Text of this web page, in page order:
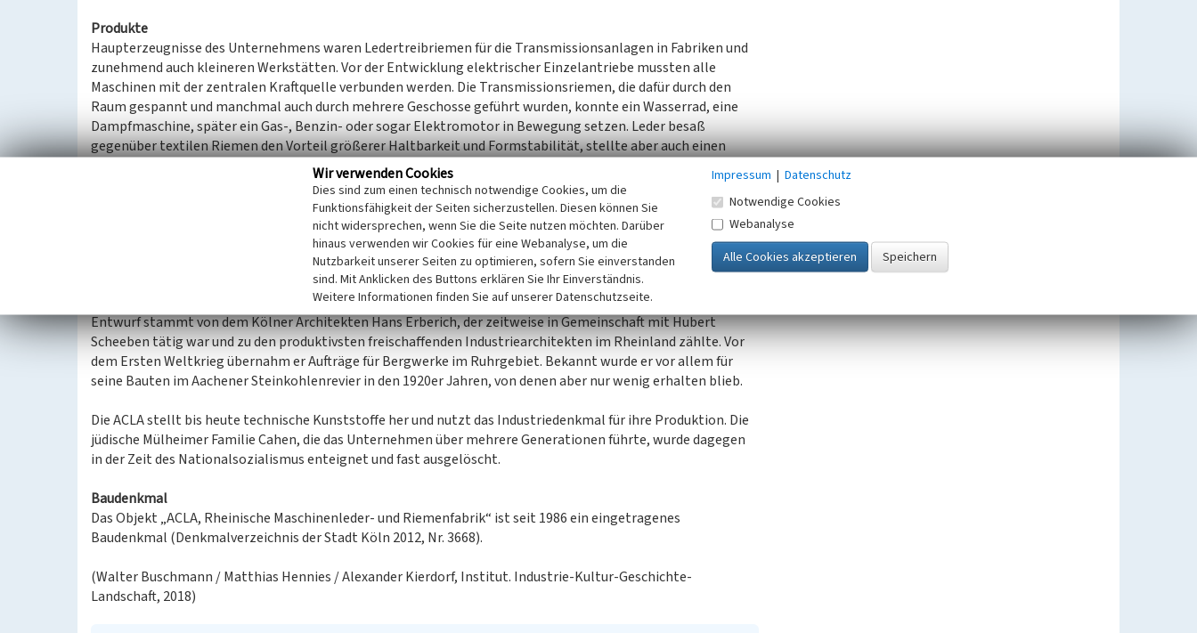
Produkte
Haupterzeugnisse des Unternehmens waren Ledertreibriemen für die Transmissionsanlagen in Fabriken und
zunehmend auch kleineren Werkstätten. Vor der Entwicklung elektrischer Einzelantriebe mussten alle
Maschinen mit der zentralen Kraftquelle verbunden werden. Die Transmissionsriemen, die dafür durch den
Raum gespannt und manchmal auch durch mehrere Geschosse geführt wurden, konnte ein Wasserrad, eine
Dampfmaschine, später ein Gas-, Benzin- oder sogar Elektromotor in Bewegung setzen. Leder besaß
gegenüber textilen Riemen den Vorteil größerer Haltbarkeit und Formstabilität, stellte aber auch einen
Ab 1916 firmierte das Unternehmen als „A. Cahen-Leudesdorff AG“. Aus der damaligen Telegrammadresse ging
der Name „ACLA-Werke“ hervor. 1922–23 entstand in Ergänzung zu den ersten Werksbauten eine mächtige
Halle für die „Kolben- und Riemenfabrik“, die sich am Bahndamm entlang zieht und mit der Schmalseite zur
Heidelberger Straße zeigt. Die monumental wirkende Fassade der dreigeschossigen Stahlbetonkonstruktion
wird geprägt durch lange vertikale Fensterreihen im Wechsel mit Pfeilern aus dunkelrotem Backstein. Der
Entwurf stammt von dem Kölner Architekten Hans Erberich, der zeitweise in Gemeinschaft mit Hubert
Scheeben tätig war und zu den produktivsten freischaffenden Industriearchitekten im Rheinland zählte. Vor
dem Ersten Weltkrieg übernahm er Aufträge für Bergwerke im Ruhrgebiet. Bekannt wurde er vor allem für
seine Bauten im Aachener Steinkohlenrevier in den 1920er Jahren, von denen aber nur wenig erhalten blieb.
Die ACLA stellt bis heute technische Kunststoffe her und nutzt das Industriedenkmal für ihre Produktion. Die
jüdische Mülheimer Familie Cahen, die das Unternehmen über mehrere Generationen führte, wurde dagegen
in der Zeit des Nationalsozialismus enteignet und fast ausgelöscht.
Baudenkmal
Das Objekt „ACLA, Rheinische Maschinenleder- und Riemenfabrik“ ist seit 1986 ein eingetragenes
Baudenkmal (Denkmalverzeichnis der Stadt Köln 2012, Nr. 3668).
(Walter Buschmann / Matthias Hennies / Alexander Kierdorf, Institut. Industrie-Kultur-Geschichte-
Landschaft, 2018)
Wir verwenden Cookies
Dies sind zum einen technisch notwendige Cookies, um die
Funktionsfähigkeit der Seiten sicherzustellen. Diesen können Sie
nicht widersprechen, wenn Sie die Seite nutzen möchten. Darüber
hinaus verwenden wir Cookies für eine Webanalyse, um die
Nutzbarkeit unserer Seiten zu optimieren, sofern Sie einverstanden
sind. Mit Anklicken des Buttons erklären Sie Ihr Einverständnis.
Weitere Informationen finden Sie auf unserer Datenschutzseite.
Impressum | Datenschutz
Notwendige Cookies
Webanalyse